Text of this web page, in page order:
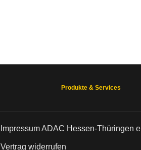
Produkte & Services
Impressum ADAC Hessen-Thüringen
Vertrag widerrufen